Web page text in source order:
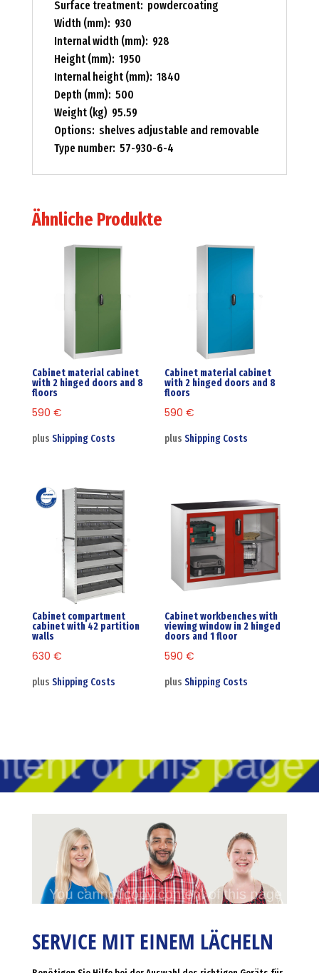
Surface treatment: powdercoating
Width (mm): 930
Internal width (mm): 928
Height (mm): 1950
Internal height (mm): 1840
Depth (mm): 500
Weight (kg) 95.59
Options: shelves adjustable and removable
Type number: 57-930-6-4
Ähnliche Produkte
Cabinet material cabinet
with 2 hinged doors and 8
floors
590 €
plus Shipping Costs
Cabinet material cabinet
with 2 hinged doors and 8
floors
590€
plusShipping Costs
Cabinet compartment
cabinet with 42 partition
walls
630 €
plus Shipping Costs
Cabinet workbenches with
viewing window in 2 hinged
doors and 1 floor
590€
plusShipping Costs
SERVICE MIT EINEM LÄCHELN